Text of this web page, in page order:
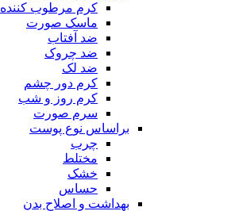
کرم مرطوب کننده
ماسک صورت
ضد آفتاب
ضد چروک
ضد لک
کرم دور چشم
کرم روز و شب
سرم صورت
براساس نوع پوست
چرب
مختلط
خشک
حساس
بهداشت و اصلاح بدن